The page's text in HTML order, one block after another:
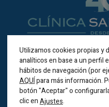
Alameda
Utilizamos cookies propias y
analíticos en base a un perfil
hábitos de navegación (por
AQUÍpara más información.
botón "Aceptar" o
clic enAjustes.